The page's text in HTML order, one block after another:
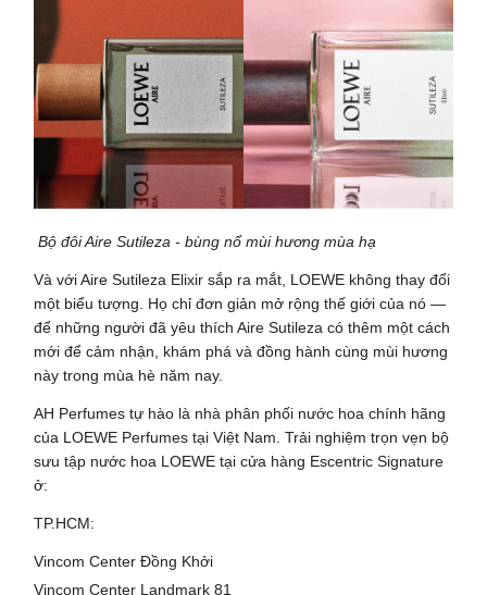
Bộ đôi Aire Sutileza - bùng nổ mùi hương mùa hạ
Và với Aire Sutileza Elixir sắp ra mắt, LOEWE không thay đổi
một biểu tượng. Họ chỉ đơn giản mở rộng thế giới của nó —
để những người đã yêu thích Aire Sutileza có thêm một cách
mới để cảm nhận, khám phá và đồng hành cùng mùi hương
này trong mùa hè năm nay.
AH Perfumes tự hào là nhà phân phối nước hoa chính hãng
của LOEWE Perfumes tại Việt Nam. Trải nghiệm trọn vẹn bộ
sưu tập nước hoa LOEWE tại cửa hàng Escentric Signature
ở:
TP.HCM:
Vincom Center Đồng Khởi
Vincom Center Landmark 81